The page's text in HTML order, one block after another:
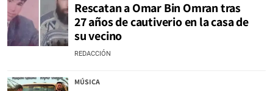
Rescatan a Omar Bin Omran tras
27 años de cautiverio en la casa de
su vecino
REDACCIÓN
MÚSICA